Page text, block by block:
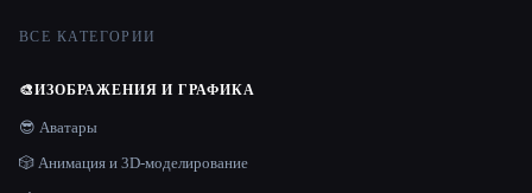
ВСЕ КАТЕГОРИИ
🎨ИЗОБРАЖЕНИЯ И ГРАФИКА
😎 Аватары
🎲 Анимация и 3D-моделирование